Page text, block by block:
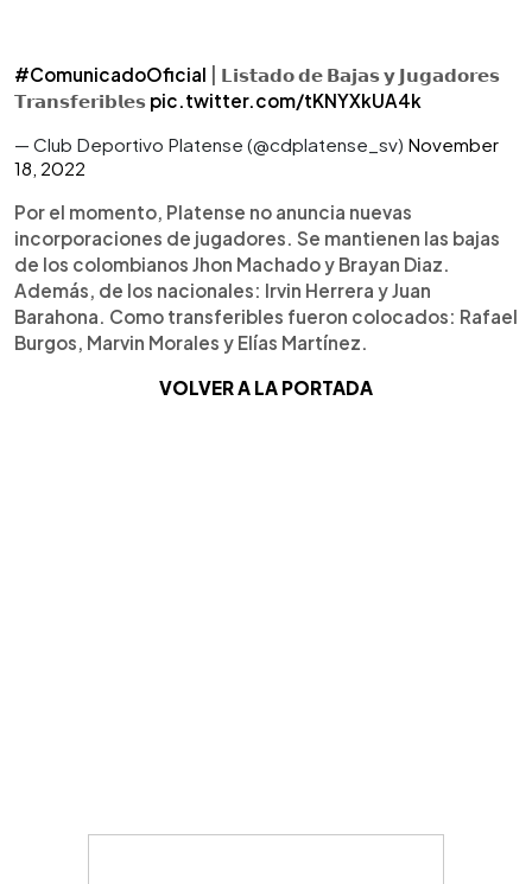
#ComunicadoOficial | 𝗟𝗶𝘀𝘁𝗮𝗱𝗼 𝗱𝗲 𝗕𝗮𝗷𝗮𝘀 𝘆 𝗝𝘂𝗴𝗮𝗱𝗼𝗿𝗲𝘀
𝗧𝗿𝗮𝗻𝘀𝗳𝗲𝗿𝗶𝗯𝗹𝗲𝘀 pic.twitter.com/tKNYXkUA4k
— Club Deportivo Platense (@cdplatense_sv) November
18, 2022
Por el momento, Platense no anuncia nuevas
incorporaciones de jugadores. Se mantienen las bajas
de los colombianos Jhon Machado y Brayan Diaz.
Además, de los nacionales: Irvin Herrera y Juan
Barahona. Como transferibles fueron colocados: Rafael
Burgos, Marvin Morales y Elías Martínez.
VOLVER A LA PORTADA